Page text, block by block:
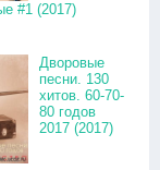
#1 (2017)
Дворовые
песни. 130
хитов. 60-70-
80 годов
2017 (2017)